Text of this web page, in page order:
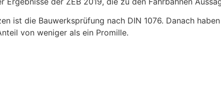
ist die Bauwerksprüfung nach DIN 1076. Danach
von weniger als ein Promille.